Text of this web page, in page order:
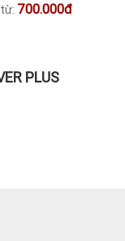
700.000đ
PLUS